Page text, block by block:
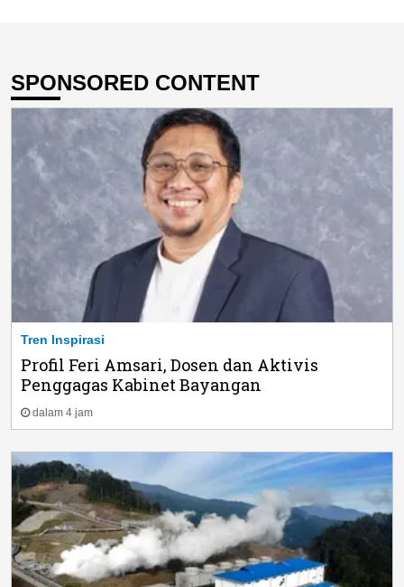
SPONSORED CONTENT
Tren Inspirasi
Profil Feri Amsari, Dosen dan Aktivis
Penggagas Kabinet Bayangan
dalam 4 jam